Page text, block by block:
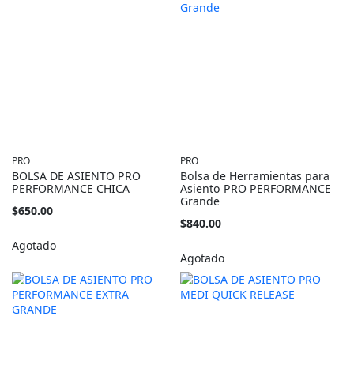
PRO
BOLSA DE ASIENTO PRO
PERFORMANCE CHICA
$650.00
Agotado
PRO
Bolsa de Herramientas para
Asiento PRO PERFORMANCE
Grande
$840.00
Agotado